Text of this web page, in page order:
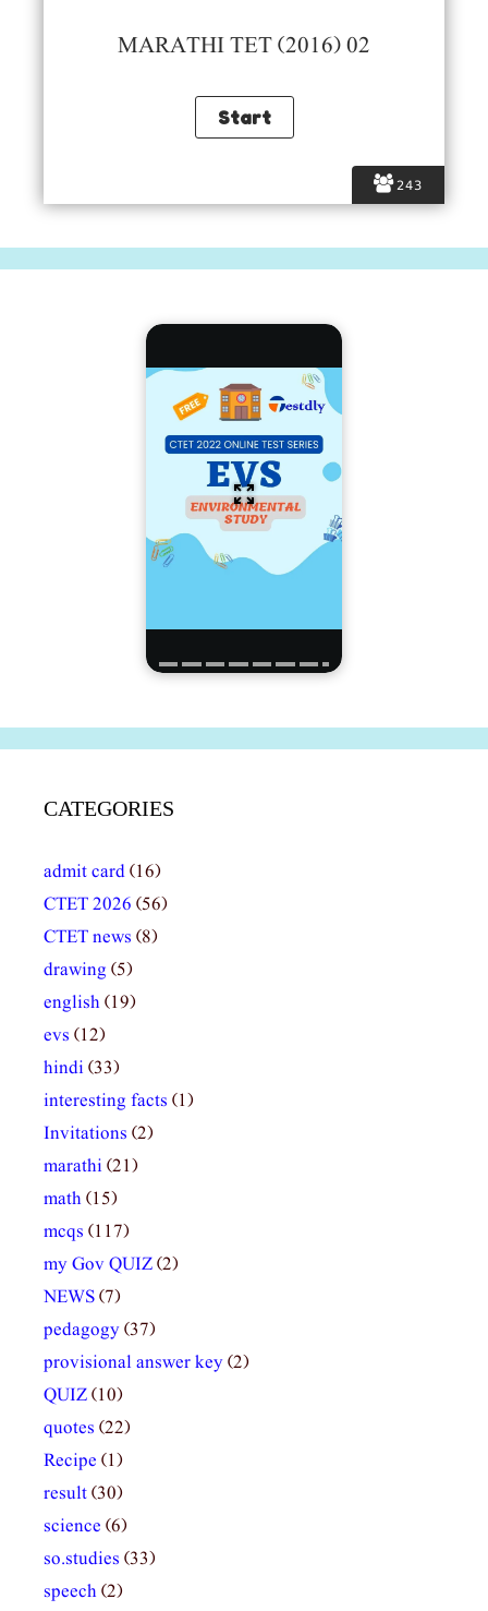
243
MARATHI TET (2016) 02
CATEGORIES
admit card(16)
CTET 2026 (56)
CTET news (8)
drawing (5)
english(19)
evs (12)
hindi(33)
interesting facts (1)
Invitations (2)
marathi(21)
math(15)
mcqs (117)
my Gov QUIZ(2)
NEWS(7)
pedagogy(37)
provisional answer key(2)
QUIZ(10)
quotes (22)
Recipe (1)
result(30)
science (6)
so.studies (33)
speech(2)